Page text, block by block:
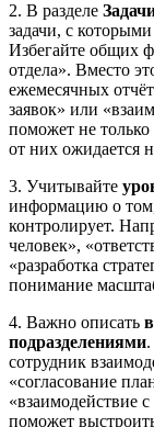
2. В разделе
задачи, с
Избегайте общих
отдела». Вместо
ежемесячных
заявок» или
поможет не только
от них ожидается
3. Учитывайте
информацию о
контролирует.
человек»,
«разработка
понимание
4. Важно описать
подразделениями
сотрудник
«согласование
«взаимодействие
поможет